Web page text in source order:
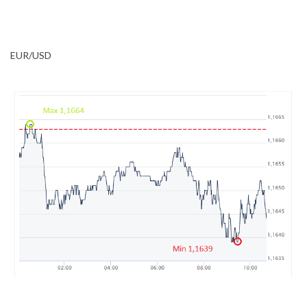
EUR/USD